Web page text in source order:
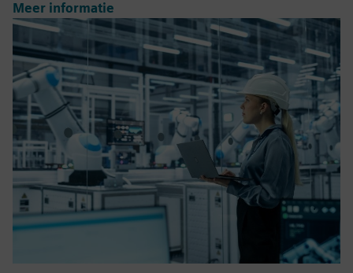
Meer informatie